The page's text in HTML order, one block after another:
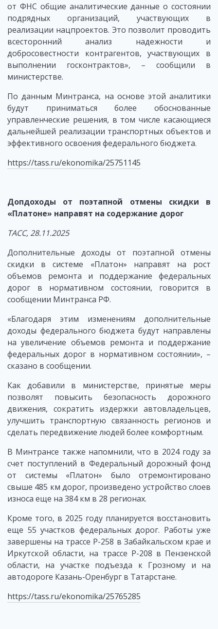
от ФНС общие аналитические данные о состоянии
подрядных организаций, участвующих в
реализации нацпроектов. Это позволит проводить
всесторонний анализ надежности и
добросовестности контрагентов, участвующих в
выполнении госконтрактов», – сообщили в
министерстве.
По данным Минтранса, на основе этой аналитики
будут приниматься более обоснованные
управленческие решения, в том числе касающиеся
дальнейшей реализации транспортных объектов и
эффективного освоения федерального бюджета.
https://tass.ru/ekonomika/25751145
Допдоходы от поэтапной отмены скидки в
«Платоне» направят на содержание дорог
ТАСС, 28.11.2025
Дополнительные доходы от поэтапной отмены
скидки в системе «Платон» направят на рост
объемов ремонта и поддержание федеральных
дорог в нормативном состоянии, говорится в
сообщении Минтранса РФ.
«Благодаря этим изменениям дополнительные
доходы федерального бюджета будут направлены
на увеличение объемов ремонта и поддержание
федеральных дорог в нормативном состоянии», –
сказано в сообщении.
Как добавили в министерстве, принятые меры
позволят повысить безопасность дорожного
движения, сократить издержки автовладельцев,
улучшить транспортную связанность регионов и
сделать передвижение людей более комфортным.
В Минтрансе также напомнили, что в 2024 году за
счет поступлений в Федеральный дорожный фонд
от системы «Платон» было отремонтировано
свыше 485 км дорог, произведено устройство слоев
износа еще на 384 км в 28 регионах.
Кроме того, в 2025 году планируется восстановить
еще 55 участков федеральных дорог. Работы уже
завершены на трассе Р-258 в Забайкальском крае и
Иркутской области, на трассе Р-208 в Пензенской
области, на участке подъезда к Грозному и на
автодороге Казань-Оренбург в Татарстане.
https://tass.ru/ekonomika/25765285